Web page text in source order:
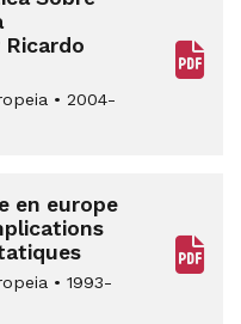
• 2004-
en europe
• 1993-